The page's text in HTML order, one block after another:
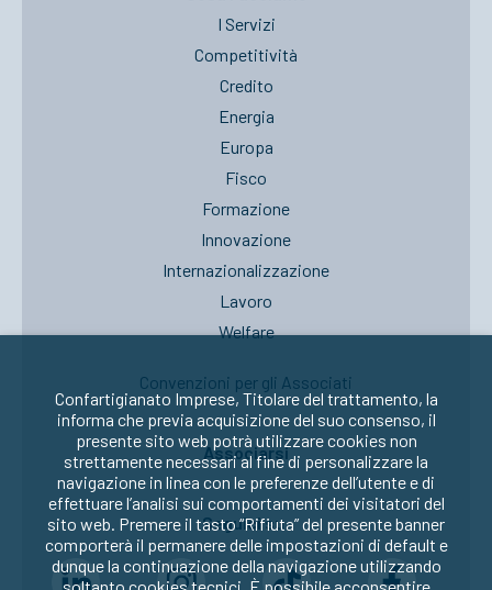
I Servizi
Competitività
Credito
Energia
Europa
Fisco
Formazione
Innovazione
Internazionalizzazione
Lavoro
Welfare
Convenzioni per gli Associati
Associarsi
Seguici su:
Confartigianato Imprese, Titolare del trattamento, la
informa che previa acquisizione del suo consenso, il
presente sito web potrà utilizzare cookies non
strettamente necessari al fine di personalizzare la
navigazione in linea con le preferenze dell’utente e di
effettuare l’analisi sui comportamenti dei visitatori del
sito web. Premere il tasto “Rifiuta” del presente banner
comporterà il permanere delle impostazioni di default e
dunque la continuazione della navigazione utilizzando